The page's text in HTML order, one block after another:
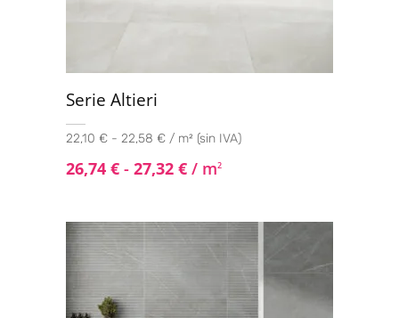
Serie Altieri
22,10 € - 22,58 € / m² (sin IVA)
26,74 € - 27,32 € / m2